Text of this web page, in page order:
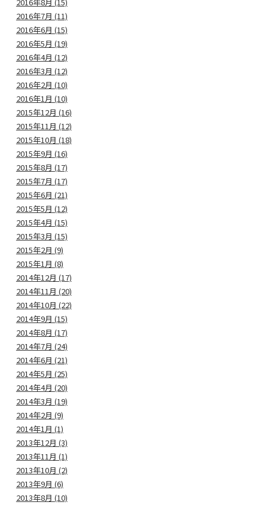
2016年7月 (11)
2016年6月 (15)
2016年5月 (19)
2016年4月 (12)
2016年3月 (12)
2016年2月 (10)
2016年1月 (10)
2015年12月 (16)
2015年11月 (12)
2015年10月 (18)
2015年9月 (16)
2015年8月 (17)
2015年7月 (17)
2015年6月 (21)
2015年5月 (12)
2015年4月 (15)
2015年3月 (15)
2015年2月 (9)
2015年1月 (8)
2014年12月 (17)
2014年11月 (20)
2014年10月 (22)
2014年9月 (15)
2014年8月 (17)
2014年7月 (24)
2014年6月 (21)
2014年5月 (25)
2014年4月 (20)
2014年3月 (19)
2014年2月 (9)
2014年1月 (1)
2013年12月 (3)
2013年11月 (1)
2013年10月 (2)
2013年9月 (6)
2013年8月 (10)